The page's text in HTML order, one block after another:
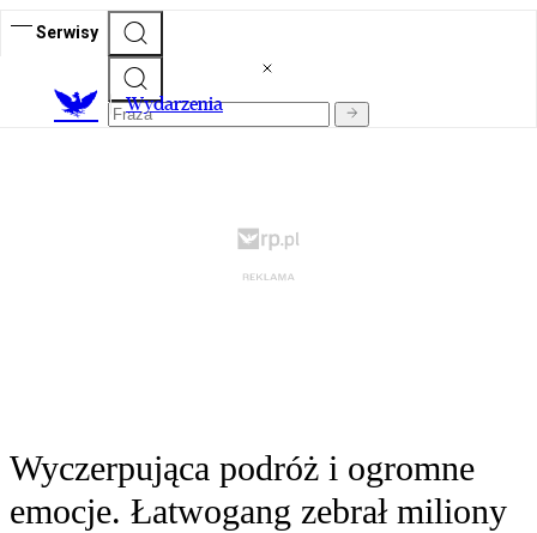
Serwisy
Wydarzenia
Wyczerpująca podróż i ogromne
emocje. Łatwogang zebrał miliony